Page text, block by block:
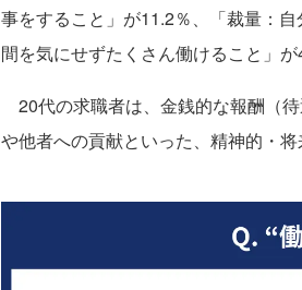
事をすること」が11.2％、「裁量：
間を気にせずたくさん働けること」
20代の求職者は、金銭的な報酬（
や他者への貢献といった、精神的・